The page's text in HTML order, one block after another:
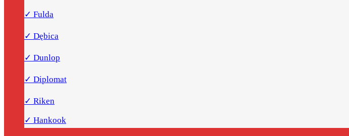
✓ Fulda
✓ Dębica
✓ Dunlop
✓ Diplomat
✓ Riken
✓ Hankook